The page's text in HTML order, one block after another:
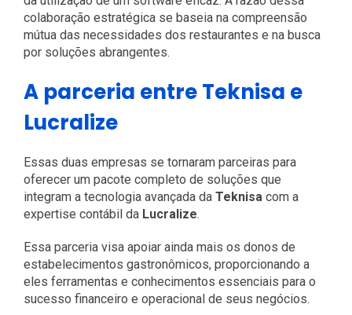
colaboração estratégica se baseia na compreensão
mútua das necessidades dos restaurantes e na busca
por soluções abrangentes.
A parceria entre Teknisa e
Lucralize
Essas duas empresas se tornaram parceiras para
oferecer um pacote completo de soluções que
integram a tecnologia avançada da Teknisacom a
expertise contábil da Lucralize.
Essa parceria visa apoiar ainda mais os donos de
estabelecimentos gastronômicos, proporcionando a
eles ferramentas e conhecimentos essenciais para o
sucesso financeiro e operacional de seus negócios.